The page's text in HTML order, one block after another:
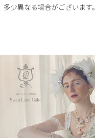
多少異なる場合がございます。